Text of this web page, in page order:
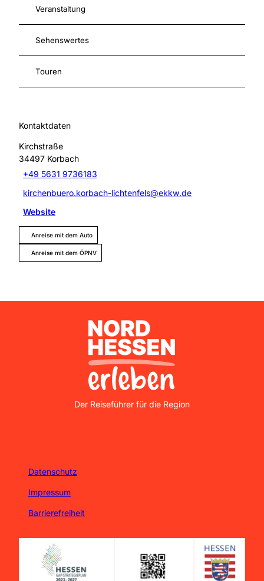
Veranstaltung
Sehenswertes
Touren
Kontaktdaten
Kirchstraße
34497 Korbach
+49 5631 9736183
kirchenbuero.korbach-lichtenfels@ekkw.de
Website
Anreise mit dem Auto
Anreise mit dem ÖPNV
Nordhessen Erleben
Der Reiseführer für die Region
Datenschutz
Impressum
Barrierefreiheit